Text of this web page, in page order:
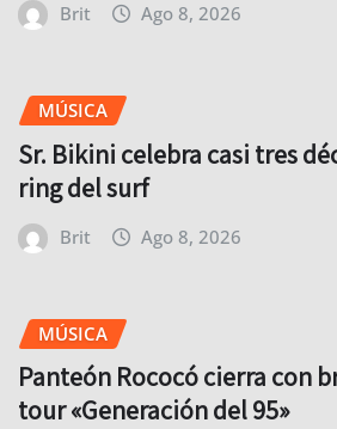
Brit Ago 8, 2026
MÚSICA
Sr. Bikini celebra casi tres
ring del surf
Brit Ago 8, 2026
MÚSICA
Panteón Rococó cierra con
tour «Generación del 95»